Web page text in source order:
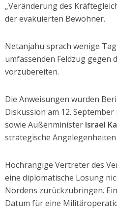
„Veränderung des
der evakuierten Bewohner.
Netanjahu sprach wenige
umfassenden Feldzug
vorzubereiten.
Die Anweisungen wurden
Diskussion am 12.
sowie Außenminister Israel
strategische Angelegenheiten
Hochrangige Vertreter des
eine diplomatische Lösung
Nordens zurückzubringen.
Datum für eine